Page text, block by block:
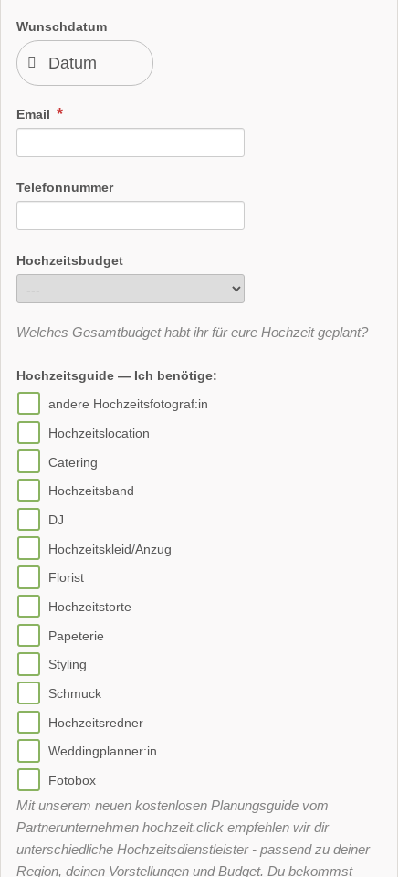
Wunschdatum
Email
Telefonnummer
Hochzeitsbudget
Welches Gesamtbudget habt ihr für eure Hochzeit geplant?
Hochzeitsguide — Ich benötige:
andere Hochzeitsfotograf:in
Hochzeitslocation
Catering
Hochzeitsband
DJ
Hochzeitskleid/Anzug
Florist
Hochzeitstorte
Papeterie
Styling
Schmuck
Hochzeitsredner
Weddingplanner:in
Fotobox
Mit unserem neuen kostenlosen Planungsguide vom
Partnerunternehmen hochzeit.click empfehlen wir dir
unterschiedliche Hochzeitsdienstleister - passend zu deiner
Region, deinen Vorstellungen und Budget. Du bekommst